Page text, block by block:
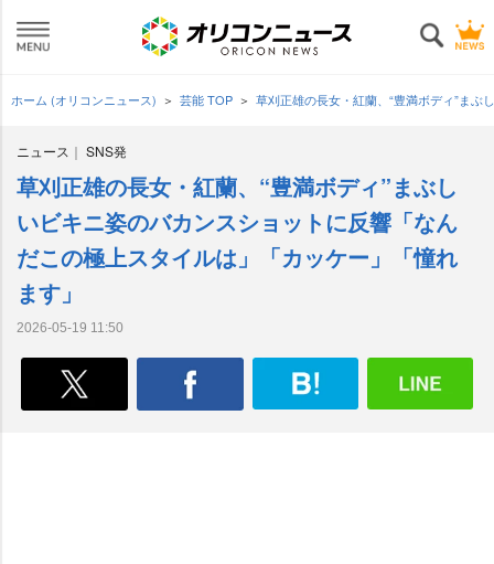
ホーム (オリコンニュース) 芸能 TOP 草刈正雄の長女・紅蘭、“豊満ボディ”ま
ニュース SNS発
草刈正雄の長女・紅蘭、“豊満ボディ”まぶし
いビキニ姿のバカンスショットに反響「なん
だこの極上スタイルは」「カッケー」「憧れ
ます」
2026-05-19 11:50